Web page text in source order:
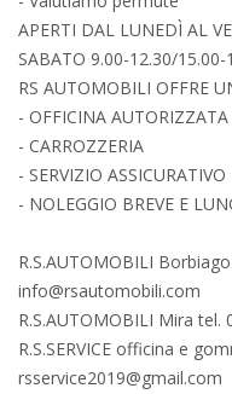
APERTI DAL LUNEDÌ AL
SABATO 9.00-12.30/15.00-
RS AUTOMOBILI OFFRE
- OFFICINA
- CARROZZERIA
- SERVIZIO ASSICURATIVO
- NOLEGGIO BREVE E
R.S.AUTOMOBILI
info@rsautomobili.com
R.S.AUTOMOBILI Mira
R.S.SERVICE officina e
rsservice2019@gmail.com